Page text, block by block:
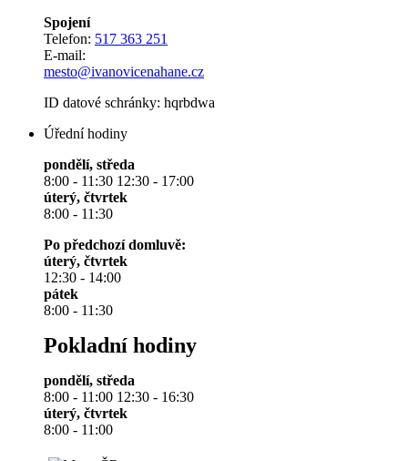
Spojení
Telefon: 517 363 251
E-mail:
mesto@ivanovicenahane.cz
ID datové schránky: hqrbdwa
Úřední hodiny
pondělí, středa
8:00 - 11:30 12:30 - 17:00
úterý, čtvrtek
8:00 - 11:30
Po předchozí domluvě:
úterý, čtvrtek
12:30 - 14:00
pátek
8:00 - 11:30
Pokladní hodiny
pondělí, středa
8:00 - 11:00 12:30 - 16:30
úterý, čtvrtek
8:00 - 11:00